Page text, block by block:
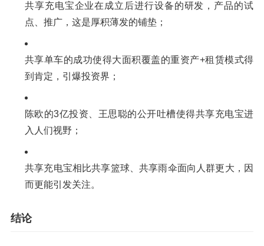
共享充电宝企业在成立后进行设备的研发，产品的试
点、推广，这是厚积薄发的铺垫；
共享单车的成功使得大面积覆盖的重资产+租赁模式得
到肯定，引爆投资界；
陈欧的3亿投资、王思聪的公开吐槽使得共享充电宝进
入人们视野；
共享充电宝相比共享篮球、共享雨伞面向人群更大，因
而更能引发关注。
结论